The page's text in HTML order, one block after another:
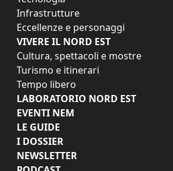
Infrastrutture
Eccellenze e personaggi
VIVERE IL NORD EST
Cultura, spettacoli e mostre
Turismo e itinerari
Tempo libero
LABORATORIO NORD EST
EVENTI NEM
LE GUIDE
I DOSSIER
NEWSLETTER